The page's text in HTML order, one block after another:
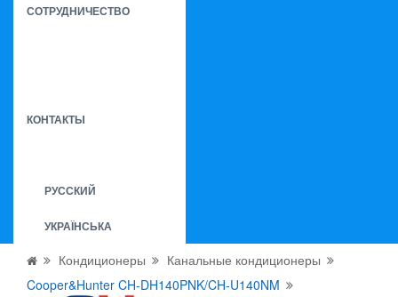
СОТРУДНИЧЕСТВО
КОНТАКТЫ
РУССКИЙ
УКРАЇНСЬКА
Кондиционеры
Канальные кондиционеры
Cooper&Hunter CH-DH140PNK/CH-U140NM